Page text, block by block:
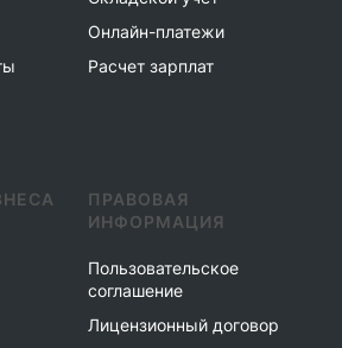
Онлайн-платежи
Расчет зарплат
ПРАВОВАЯ
ИНФОРМАЦИЯ
Пользовательское
соглашение
Лицензионный договор